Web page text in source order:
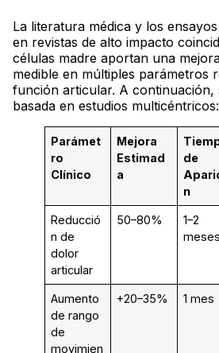
La literatura médica y los
en revistas de alto impacto
células madre aportan una
medible en múltiples parámetros
función articular. A continuación,
basada en estudios multicéntricos:
Parámet
ro
Clínico
Mejora
Estimad
a
de
n
Reducció
n de
dolor
articular
50–80%
1–2
meses
Aumento
de rango
de
movimien
+20–35% 1 mes